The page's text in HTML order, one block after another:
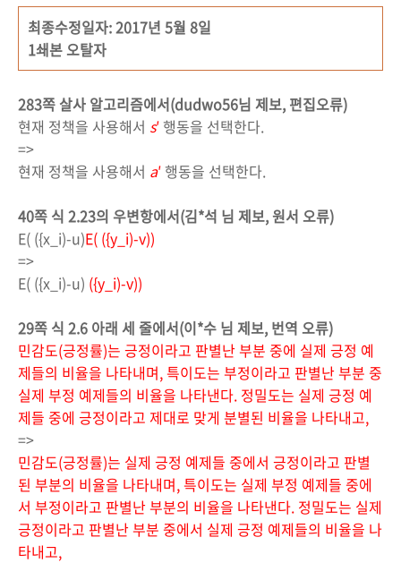
최종수정일자: 2017년 5월 8일
1쇄본 오탈자
283쪽 살사 알고리즘에서(dudwo56님 제보, 편집오류)
현재 정책을 사용해서 s′행동을 선택한다.
=>
현재 정책을 사용해서 a′행동을 선택한다.
40쪽 식 2.23의 우변항에서(김*석 님 제보, 원서 오류)
E( ({x_i)-u)E( ({y_i)-v))
=>
E( ({x_i)-u) ({y_i)-v))
29쪽 식 2.6 아래 세 줄에서(이*수 님 제보, 번역 오류)
민감도(긍정률)는 긍정이라고 판별난 부분 중에 실제 긍정 예
제들의 비율을 나타내며, 특이도는 부정이라고 판별난 부분 중
실제 부정 예제들의 비율을 나타낸다. 정밀도는 실제 긍정 예
제들 중에 긍정이라고 제대로 맞게 분별된 비율을 나타내고,
=>
민감도(긍정률)는 실제 긍정 예제들 중에서 긍정이라고 판별
된 부분의 비율을 나타내며, 특이도는 실제 부정 예제들 중에
서 부정이라고 판별난 부분의 비율을 나타낸다. 정밀도는 실제
긍정이라고 판별난 부분 중에서 실제 긍정 예제들의 비율을 나
타내고,